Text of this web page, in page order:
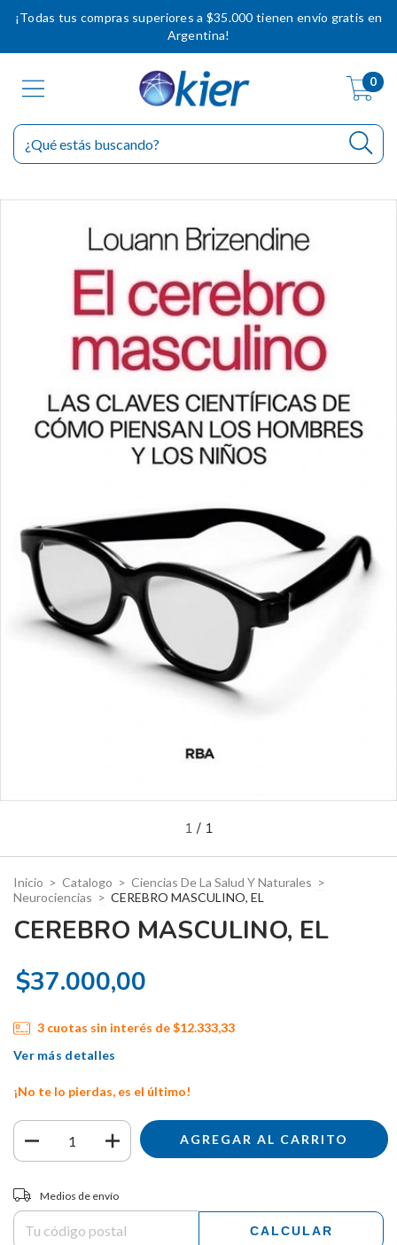
¡Todas tus compras superiores a $35.000 tienen envío gratis en
Argentina!
0
1 / 1
Inicio > Catalogo > Ciencias De La Salud Y Naturales >
Neurociencias > CEREBRO MASCULINO, EL
CEREBRO MASCULINO, EL
$37.000,00
3 cuotas sin interés de$12.333,33
Ver más detalles
¡No te lo pierdas, es el último!
Entregas para el CP:
Medios de envío
CALCULAR